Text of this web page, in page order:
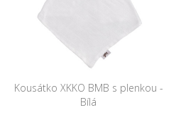
Kousátko XKKO BMB s plenkou -
Bílá